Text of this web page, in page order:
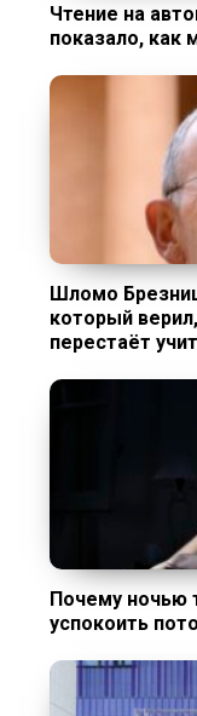
Чтение на
показало, как
Шломо
который
перестаёт
Почему ночью
успокоить